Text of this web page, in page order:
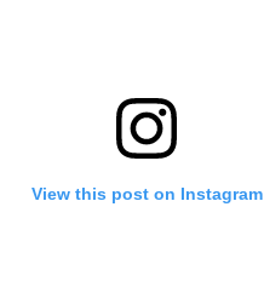
View this post on Instagram